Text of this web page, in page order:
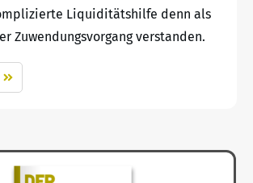
Liquiditätshilfe denn als
Zuwendungsvorgang verstanden.